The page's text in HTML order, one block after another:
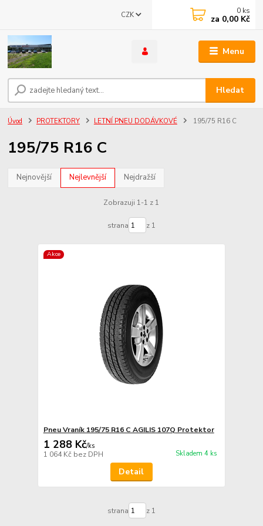
Menu
CZK
Hledat
0 ks
za 0,00 Kč
Úvod PROTEKTORY LETNÍ PNEU DODÁVKOVÉ 195/75 R16 C
195/75 R16 C
Nejnovější Nejlevnější Nejdražší
Zobrazuji 1-1 z 1
strana z 1
Akce
Pneu Vraník 195/75 R16 C AGILIS 107Q Protektor
1 288 Kč/ks
1 064 Kč bez DPH Skladem 4 ks
Detail
strana z 1